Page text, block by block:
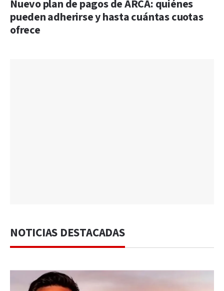
Nuevo plan de pagos de ARCA: quiénes
pueden adherirse y hasta cuántas cuotas
ofrece
NOTICIAS DESTACADAS